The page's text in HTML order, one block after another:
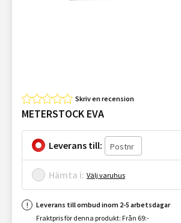
Skriv en recension
METERSTOCK EVA
Leverans till:
Hämta i: Välj varuhus
Leverans till ombud inom 2-5 arbetsdagar
Fraktpris för denna produkt: Från 69:-